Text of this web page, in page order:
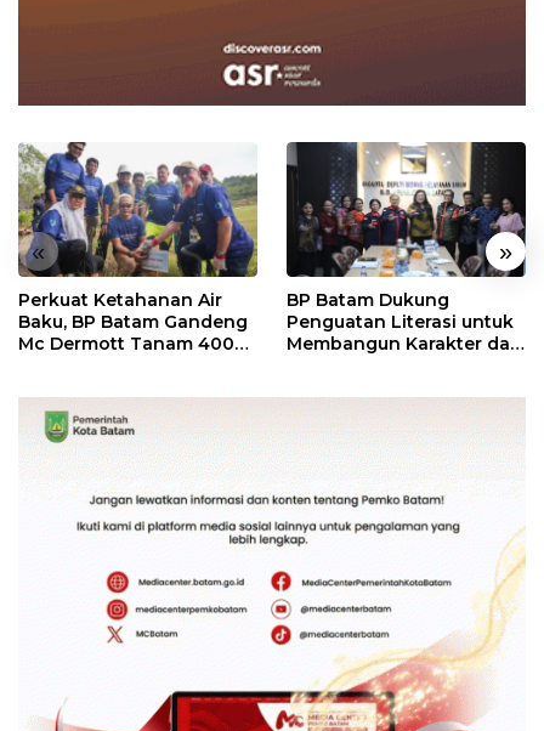
« »
Perkuat Ketahanan Air
Baku, BP Batam Gandeng
Mc Dermott Tanam 400
BP Batam Dukung
Penguatan Literasi untuk
Membangun Karakter dan